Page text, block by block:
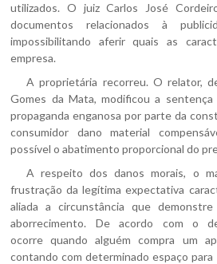
utilizados. O juiz Carlos José
documentos relacionados à
impossibilitando aferir quais as
empresa.
A proprietária recorreu. O relator,
Gomes da Mata, modificou a
propaganda enganosa por parte da
consumidor dano material
possível o abatimento proporcional do
A respeito dos danos morais, o
frustração da legítima expectativa
aliada a circunstância que
aborrecimento. De acordo com o
ocorre quando alguém compra um
contando com determinado espaço para